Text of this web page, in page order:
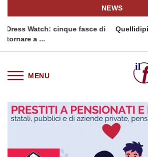
NEWS
fasce di
Quellidipiazzaaffari
siciliana: